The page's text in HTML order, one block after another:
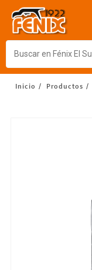
Inicio Productos